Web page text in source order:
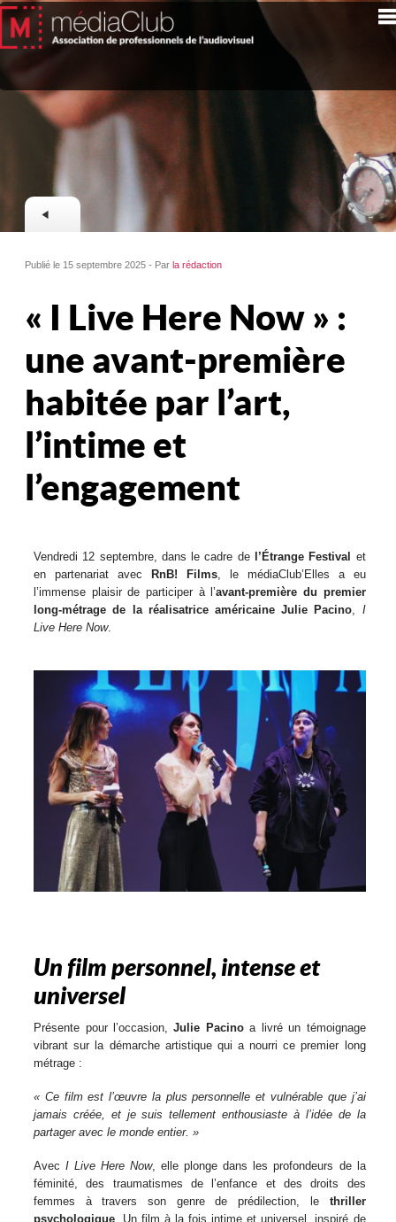
Publié le 15 septembre 2025 - Parla rédaction
« I Live Here Now » :
une avant-première
habitée par l’art,
l’intime et
l’engagement
Vendredi 12 septembre, dans le cadre de l’Étrange Festival et
en partenariat avec
RnB! Films, le médiaClub’Elles a eu
l’immense plaisir de participer à l’avant-première du premier
long-métrage de la réalisatrice américaine Julie Pacino, I
Live Here Now.
Un film personnel, intense et
universel
Présente pour l’occasion,Julie Pacinoa livré un témoignage
vibrant sur la démarche artistique qui a nourri ce premier long
métrage :
« Ce film est l’œuvre la plus personnelle et vulnérable que j’ai
jamais créée, et je suis tellement enthousiaste à l’idée de la
partager avec le monde entier. »
AvecI Live Here Now, elle plonge dans les profondeurs de la
féminité, des traumatismes de l’enfance et des droits des
femmes à travers son genre de prédilection, le thriller
psychologique. Un film à la fois intime et universel, inspiré de